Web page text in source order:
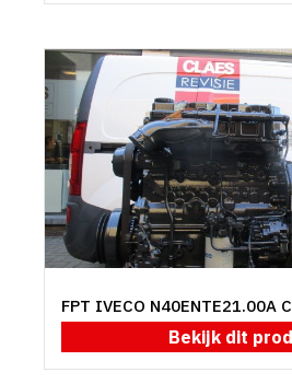
FPT IVECO N40ENTE21.00A
Bekijk dit